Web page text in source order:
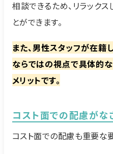
相談できるため、リラック
とができます。
また、男性スタッフが在籍
ならではの視点で具体的
メリットです。
コスト面での配慮がな
コスト面での配慮も重要な